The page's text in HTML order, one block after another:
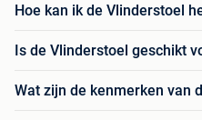
Hoe kan ik de Vlinderstoel
Is de Vlinderstoel geschikt
Wat zijn de kenmerken van